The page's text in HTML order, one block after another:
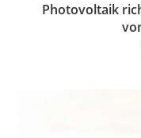
Photovoltaik